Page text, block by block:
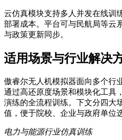
云仿真模块支持多人并发在线训
部署成本。平台可与民航局等云
与政策更新同步。
适用场景与行业解决
傲睿尔无人机模拟器面向多个行
通过高还原度场景和模块化工具
演练的全流程训练。下文分四大
值，便于院校、企业与政府单位
电力与能源行业仿真训练